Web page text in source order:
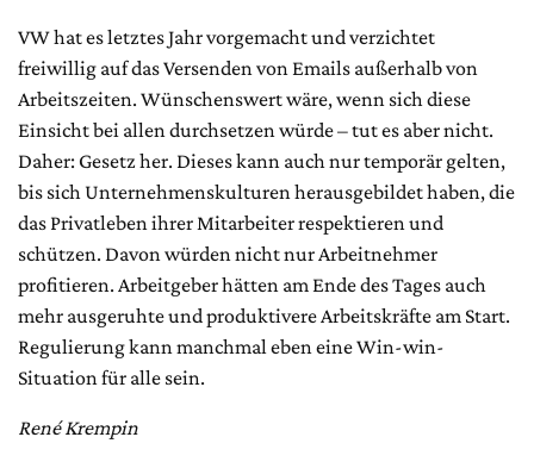
VW hat es letztes Jahr vorgemacht und verzichtet
freiwillig auf das Versenden von Emails außerhalb von
Arbeitszeiten. Wünschenswert wäre, wenn sich diese
Einsicht bei allen durchsetzen würde – tut es aber nicht.
Daher: Gesetz her. Dieses kann auch nur temporär gelten,
bis sich Unternehmenskulturen herausgebildet haben, die
das Privatleben ihrer Mitarbeiter respektieren und
schützen. Davon würden nicht nur Arbeitnehmer
profitieren. Arbeitgeber hätten am Ende des Tages auch
mehr ausgeruhte und produktivere Arbeitskräfte am Start.
Regulierung kann manchmal eben eine Win-win-
Situation für alle sein.
René Krempin